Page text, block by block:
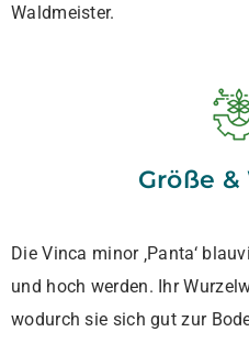
Waldmeister.
Größe
Die Vinca minor ‚Panta‘
und hoch werden. Ihr
wodurch sie sich gut zur